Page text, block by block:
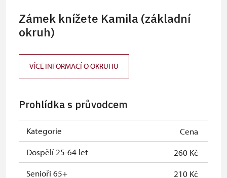
Zámek knížete Kamila (základní
okruh)
VÍCE INFORMACÍ O OKRUHU
Prohlídka s průvodcem
Kategorie
Cena
Dospělí 25-64 let
260 Kč
Senioři 65+
210 Kč